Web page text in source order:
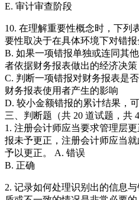
E. 审计审查阶段
10. 在理解重要性概念时，下列
要性取决于在具体环境下对错
B. 如果一项错报单独或连同其
者依据财务报表做出的经济决
C. 判断一项错报对财务报表是
财务报表使用者产生的影响
D. 较小金额错报的累计结果，
三、判断题（共 20 道试题，共
1. 注册会计师应当要求管理层
报未予更正，注册会计师应当
予以更正。 A. 错误
B. 正确
2. 记录如何处理识别出的信息